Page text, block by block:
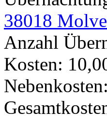
38018
Anzahl
Kosten: